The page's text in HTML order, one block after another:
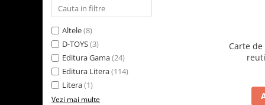
Altele(8)
D-TOYS(3)
Editura Gama(24)
Editura Litera(114)
Litera(1)
Vezi mai multe
Carte